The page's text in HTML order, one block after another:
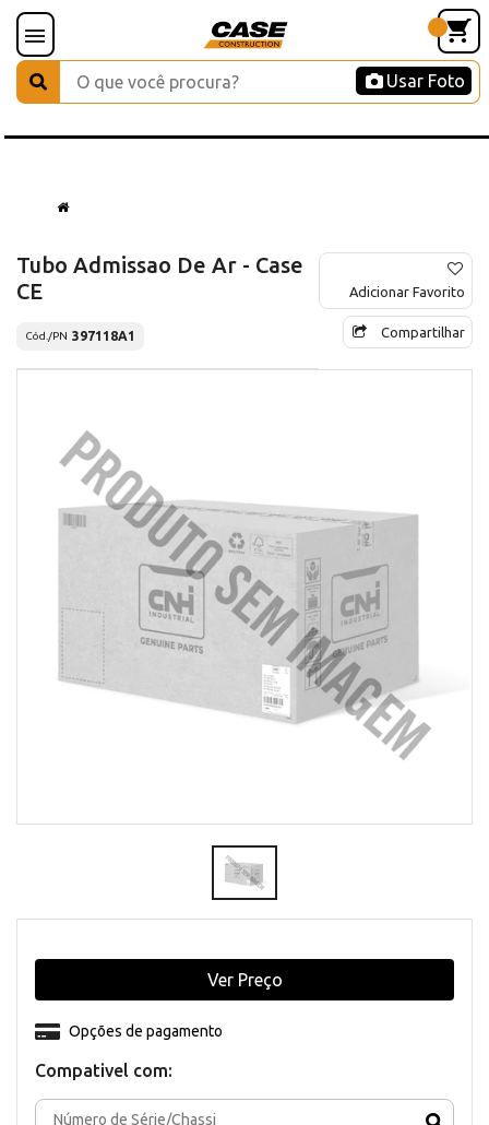
Usar Foto
Tubo Admissao De Ar - Case
CE
Cód./PN 397118A1
Adicionar Favorito
Compartilhar
Compativel com:
Opções de pagamento
Ver Preço